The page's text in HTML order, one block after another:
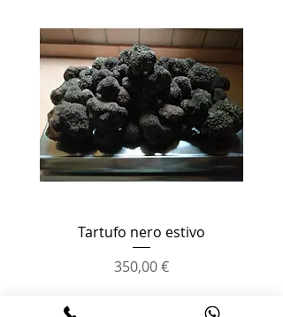
Tartufo nero estivo
Preis
350,00 €